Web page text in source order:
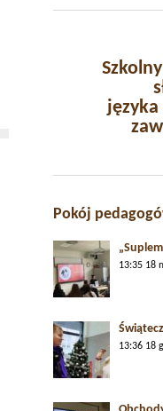
języka
Pokój
13:35 18
13:36 18